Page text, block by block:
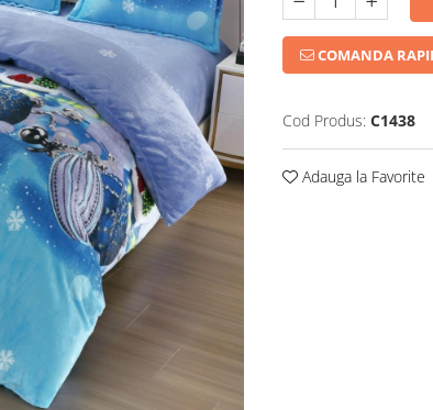
COMANDA
Cod Produs: C1438
Adauga la Favorite